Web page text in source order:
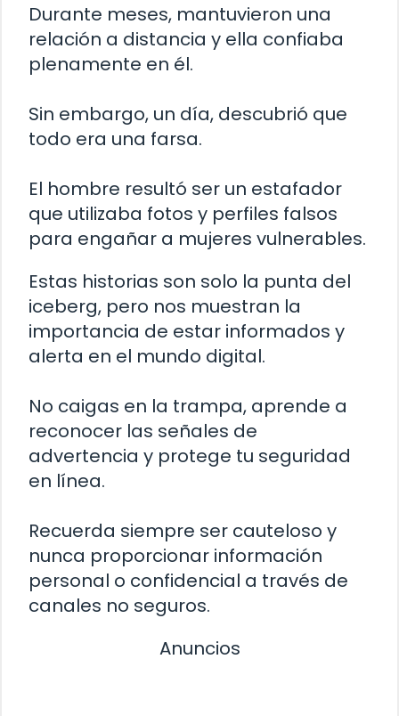
Durante meses, mantuvieron una
relación a distancia y ella confiaba
plenamente en él.
Sin embargo, un día, descubrió que
todo era una farsa.
El hombre resultó ser un estafador
que utilizaba fotos y perfiles falsos
para engañar a mujeres vulnerables.
Estas historias son solo la punta del
iceberg, pero nos muestran la
importancia de estar informados y
alerta en el mundo digital.
No caigas en la trampa, aprende a
reconocer las señales de
advertencia y protege tu seguridad
en línea.
Recuerda siempre ser cauteloso y
nunca proporcionar información
personal o confidencial a través de
canales no seguros.
Anuncios